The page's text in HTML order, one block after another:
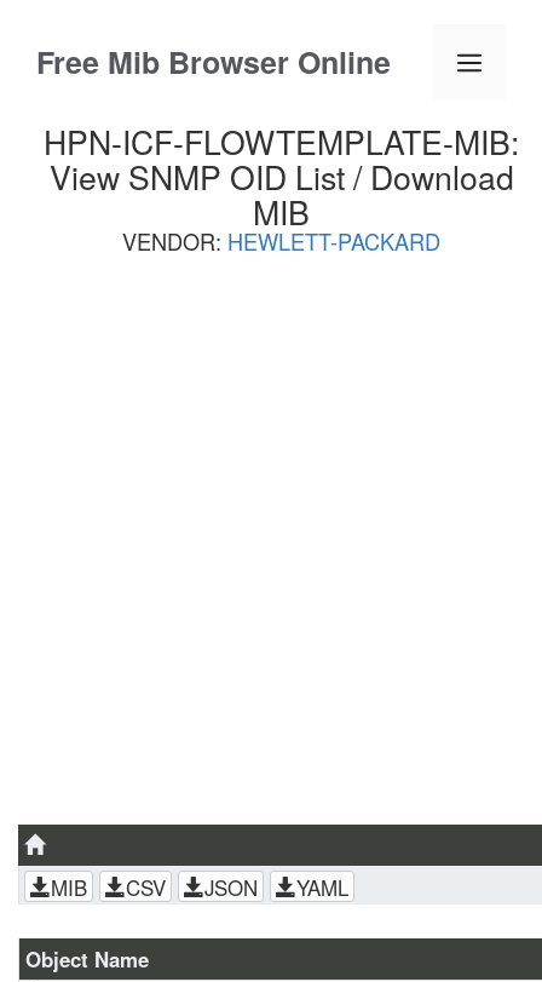
contentFree Mib Browser Online Menu
HPN-ICF-FLOWTEMPLATE-MIB:
View SNMP OID List / Download
MIB
VENDOR: HEWLETT-PACKARD
MIB CSV JSON YAML
Object Name